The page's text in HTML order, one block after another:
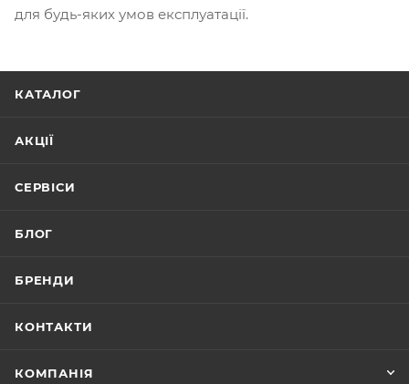
для будь-яких умов експлуатації.
КАТАЛОГ
АКЦІЇ
СЕРВІСИ
БЛОГ
БРЕНДИ
КОНТАКТИ
КОМПАНІЯ